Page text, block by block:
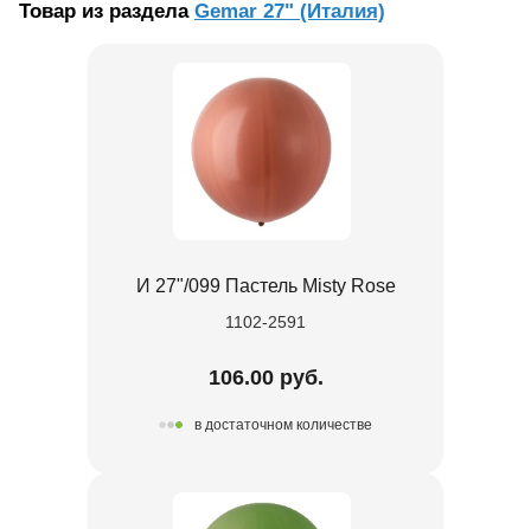
Товар из раздела Gemar 27" (Италия)
И 27"/099 Пастель Misty Rose
1102-2591
106.00 руб.
в достаточном количестве